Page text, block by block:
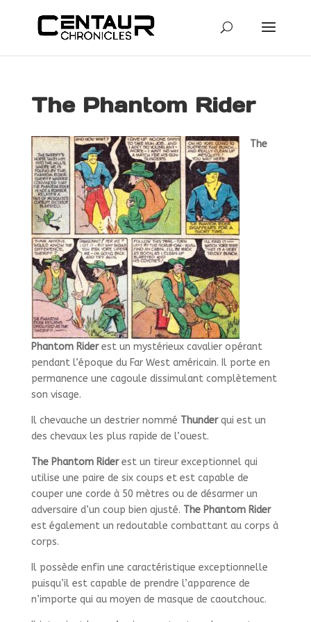
The Phantom Rider
The
Phantom Riderest un mystérieux cavalier opérant
pendant l’époque du Far West américain. Il porte en
permanence une cagoule dissimulant complètement
son visage.
Il chevauche un destrier nommé Thunderqui est un
des chevaux les plus rapide de l’ouest.
The Phantom Riderest un tireur exceptionnel qui
utilise une paire de six coups et est capable de
couper une corde à 50 mètres ou de désarmer un
adversaire d’un coup bien ajusté. The Phantom Rider
est également un redoutable combattant au corps à
corps.
Il possède enfin une caractéristique exceptionnelle
puisqu’il est capable de prendre l’apparence de
n’importe qui au moyen de masque de caoutchouc.